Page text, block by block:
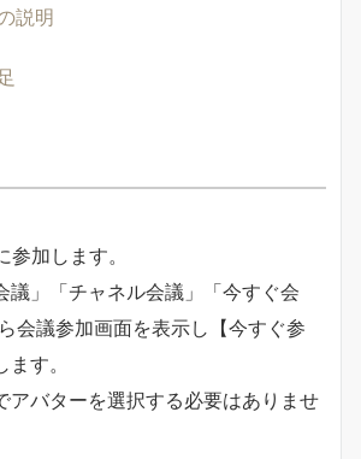
説明
参加します。
議」「チャネル会議」「今すぐ会
会議参加画面を表示し【今すぐ参
す。
アバターを選択する必要はありませ